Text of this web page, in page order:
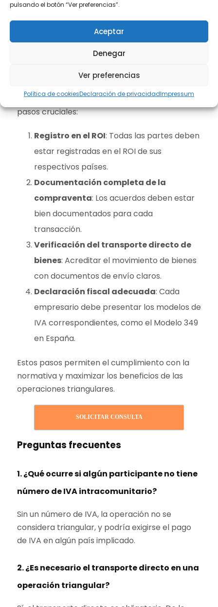
pulsando el botón “Ver preferencias”.
Aceptar
Denegar
Ver preferencias
Política de cookiesDeclaración de privacidadImpressum
facilitandoprecios más competitivos
Pasos para realizar correctamente
una Operación Triangular
triangular, cada empresa debe seguir ciertos
pasos cruciales:
Registro en el ROI: Todas las partes deben
estar registradas en el ROI de sus
respectivos países.
Documentación completa de la
compraventa: Los acuerdos deben estar
bien documentados para cada
transacción.
Verificación del transporte directo de
bienes: Acreditar el movimiento de bienes
con documentos de envío claros.
Declaración fiscal adecuada: Cada
empresario debe presentar los modelos de
IVA correspondientes, como el Modelo 349
en España.
Estos pasos permiten el cumplimiento con la
normativa y maximizar los beneficios de las
operaciones triangulares.
SOLICITAR CONSULTA
Preguntas frecuentes
1. ¿Qué ocurre si algún participante no tiene
número de IVA intracomunitario?
Sin un número de IVA, la operación no se
considera triangular, y podría exigirse el pago
de IVA en algún país implicado.
2. ¿Es necesario el transporte directo en una
operación triangular?